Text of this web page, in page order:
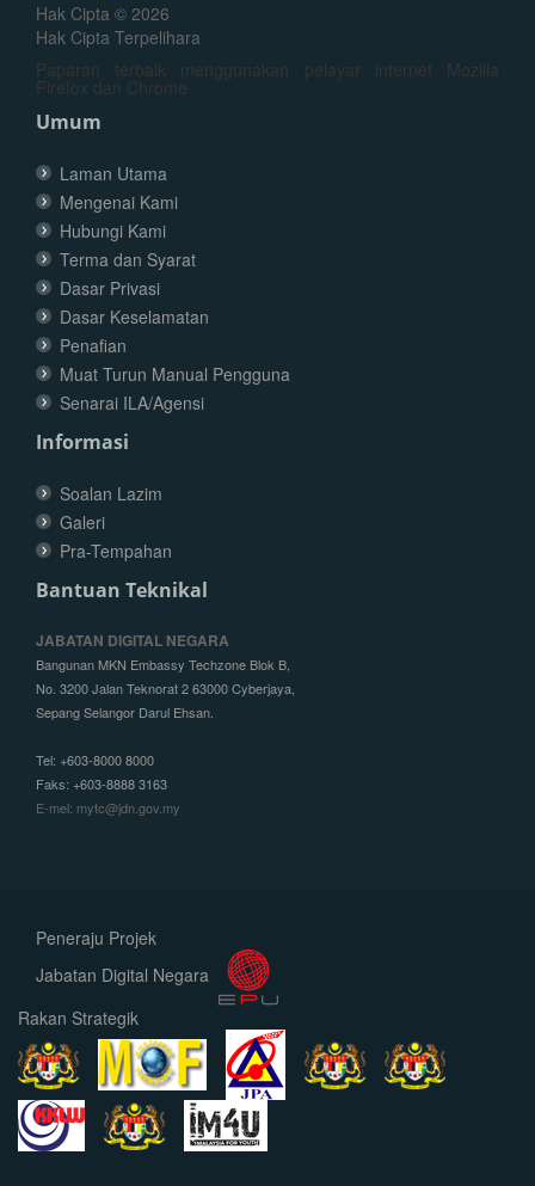
Hak Cipta © 2026
Hak Cipta Terpelihara
Paparan terbaik menggunakan pelayar internet Mozilla
Firefox dan Chrome
Umum
Laman Utama
Mengenai Kami
Hubungi Kami
Terma dan Syarat
Dasar Privasi
Dasar Keselamatan
Penafian
Muat Turun Manual Pengguna
Senarai ILA/Agensi
Informasi
Soalan Lazim
Galeri
Pra-Tempahan
Bantuan Teknikal
JABATAN DIGITAL NEGARA
Bangunan MKN Embassy Techzone Blok B,
No. 3200 Jalan Teknorat 2 63000 Cyberjaya,
Sepang Selangor Darul Ehsan.
Tel: +603-8000 8000
Faks: +603-8888 3163
E-mel: mytc@jdn.gov.my
Peneraju Projek
Jabatan Digital Negara
Rakan Strategik